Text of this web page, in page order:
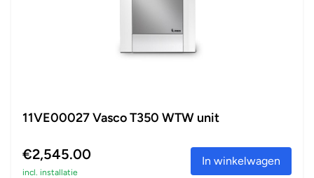
11VE00027 Vasco T350 WTW unit
€2,545.00
incl. installatie
In winkelwagen